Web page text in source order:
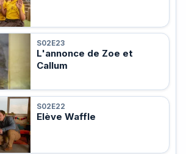
S02E23
L'annonce de Zoe et
Callum
S02E22
Elève Waffle